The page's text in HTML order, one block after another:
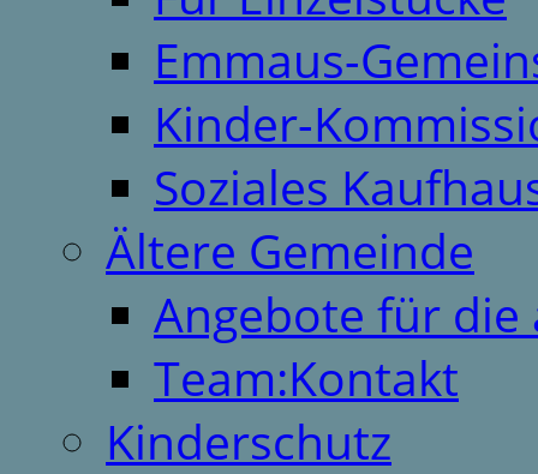
Emmaus-
Kinder-
Soziales
Ältere Gemeinde
Angebote für
Team:Kontakt
Kinderschutz